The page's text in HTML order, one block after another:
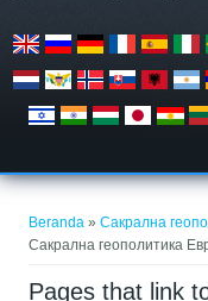
Beranda »Сакрална
Сакрална геополитика
Pages that link